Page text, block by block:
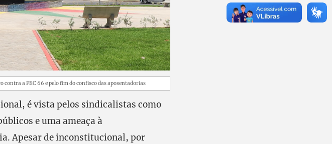
contra a PEC 66 e pelo fim do confisco das aposentadorias
é vista pelos sindicalistas como
e uma ameaça à
Apesar de inconstitucional, por